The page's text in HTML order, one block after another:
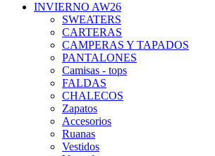
INVIERNO AW26
SWEATERS
CARTERAS
CAMPERAS Y TAPADOS
PANTALONES
Camisas - tops
FALDAS
CHALECOS
Zapatos
Accesorios
Ruanas
Vestidos